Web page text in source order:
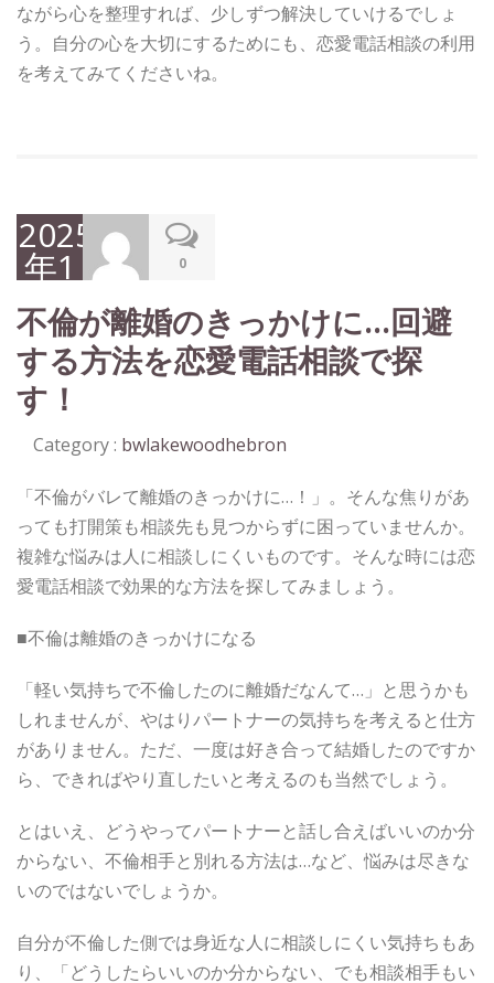
ながら心を整理すれば、少しずつ解決していけるでしょ
う。自分の心を大切にするためにも、恋愛電話相談の利用
を考えてみてくださいね。
2025
年1
月
31
日
0
不倫が離婚のきっかけに…回避
する方法を恋愛電話相談で探
す！
Category : bwlakewoodhebron
「不倫がバレて離婚のきっかけに…！」。そんな焦りがあ
っても打開策も相談先も見つからずに困っていませんか。
複雑な悩みは人に相談しにくいものです。そんな時には恋
愛電話相談で効果的な方法を探してみましょう。
■不倫は離婚のきっかけになる
「軽い気持ちで不倫したのに離婚だなんて…」と思うかも
しれませんが、やはりパートナーの気持ちを考えると仕方
がありません。ただ、一度は好き合って結婚したのですか
ら、できればやり直したいと考えるのも当然でしょう。
とはいえ、どうやってパートナーと話し合えばいいのか分
からない、不倫相手と別れる方法は…など、悩みは尽きな
いのではないでしょうか。
自分が不倫した側では身近な人に相談しにくい気持ちもあ
り、「どうしたらいいのか分からない、でも相談相手もい